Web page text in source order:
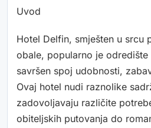
Uvod
Hotel Delfin, smješten u srcu
obale, popularno je
savršen spoj udobnosti,
Ovaj hotel nudi raznolike
zadovoljavaju različite
obiteljskih putovanja do